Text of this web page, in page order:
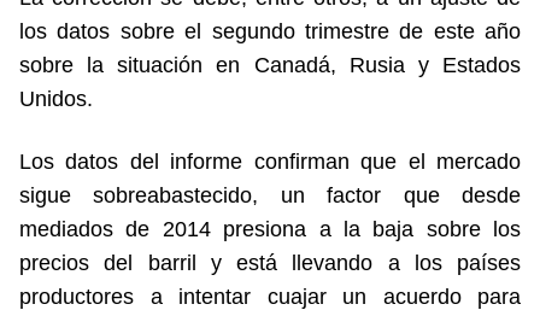
los datos sobre el segundo trimestre de este año
sobre la situación en Canadá, Rusia y Estados
Unidos.
Los datos del informe confirman que el mercado
sigue sobreabastecido, un factor que desde
mediados de 2014 presiona a la baja sobre los
precios del barril y está llevando a los países
productores a intentar cuajar un acuerdo para